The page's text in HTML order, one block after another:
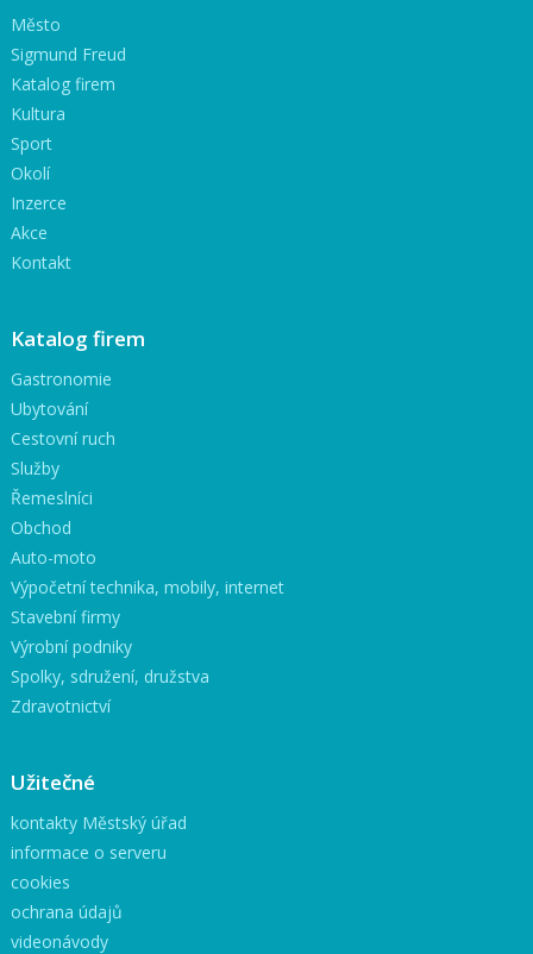
Město
Sigmund Freud
Katalog firem
Kultura
Sport
Okolí
Inzerce
Akce
Kontakt
Katalog firem
Gastronomie
Ubytování
Cestovní ruch
Služby
Řemeslníci
Obchod
Auto-moto
Výpočetní technika, mobily, internet
Stavební firmy
Výrobní podniky
Spolky, sdružení, družstva
Zdravotnictví
Užitečné
kontakty Městský úřad
informace o serveru
cookies
ochrana údajů
videonávody